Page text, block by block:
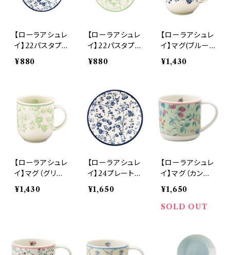
【ローラアシュレ
イ】22パスタプレ
ート(ブルー）【L
A110】LA111-3
¥880
【ローラアシュレ
イ】22パスタプレ
ート（グリーン）
【LA110】LA112
¥880
【ローラアシュレ
イ】マグ(ブルー）
【LA110】LA111
-11
¥1,430
【ローラアシュレ
イ】マグ（グリー
ン）【LA110】LA
112-11
¥1,430
【ローラアシュレ
イ】24プレート
（ブルー）【LA11
0】LA111-337
¥1,650
【ローラアシュレ
イ】マグ（カンブ
リアン ベリー
ズ）【LA100】 L
A101-11
¥1,650
SOLD OUT